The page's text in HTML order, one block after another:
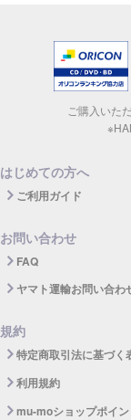
ご購入いた
はじめての方へ
ご利用ガイド
お問い合わせ
FAQ
ヤマト運輸お問い合わ
規約
特定商取引法に基づく
利用規約
mu-moショップポイ